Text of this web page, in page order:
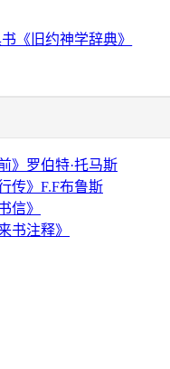
《旧约神学辞典》
》罗伯特·托马斯
传》F.F布鲁斯
信》
书注释》